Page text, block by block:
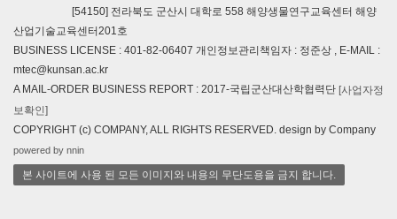
[54150] 전라북도 군산시 대학로 558 해양생물연구교육센터 해양
산업기술교육센터201호
BUSINESS LICENSE : 401-82-06407 개인정보관리책임자 : 정준상 , E-MAIL :
mtec@kunsan.ac.kr
A MAIL-ORDER BUSINESS REPORT : 2017-국립군산대산학협력단 [사업자정
보확인]
COPYRIGHT (c) COMPANY, ALL RIGHTS RESERVED. design by Company
powered by nnin
본 사이트에 사용 된 모든 이미지와 내용의 무단도용을 금지 합니다.